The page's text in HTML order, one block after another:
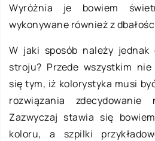
Wyróżnia je bowiem
wykonywane również z
W jaki sposób należy jednak
stroju? Przede wszystkim
się tym, iż kolorystyka musi
rozwiązania
Zazwyczaj stawia się
koloru, a szpilki